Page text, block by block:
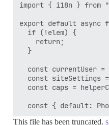
import { i18n } from
export default async
  if (!elem) {
    return;
  }
const currentUser =
const siteSettings
const caps =
This file has been truncated.